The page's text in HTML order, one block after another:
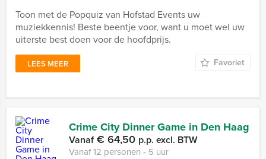
Toon met de Popquiz van Hofstad Events uw
muziekkennis! Beste beentje voor, want u moet wel uw
uiterste best doen voor de hoofdprijs.
LEES MEER Favoriet
Crime City Dinner Game in Den Haag
Vanaf€ 64,50 p.p. excl. BTW
Vanaf 12 personen ‐ 5 uur